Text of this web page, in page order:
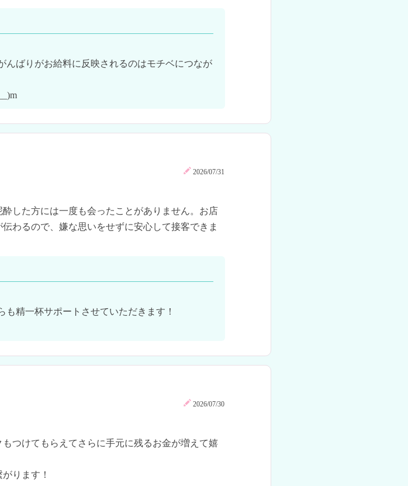
んばりがお給料に反映されるのはモチベにつなが
2026/07/31
した方には一度も会ったことがありません。お店
わるので、嫌な思いをせずに安心して接客できま
精一杯サポートさせていただきます！
2026/07/30
つけてもらえてさらに手元に残るお金が増えて嬉
ります！